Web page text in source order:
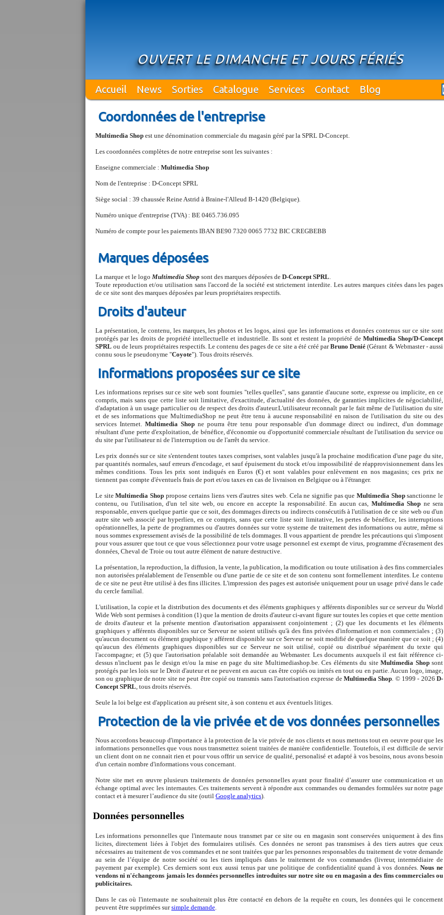
OUVERT LE DIMANCHE ET JOURS FÉRIÉS
Accueil News Sorties Catalogue Services Contact Blog
Coordonnées de l'entreprise
Multimedia Shop est une dénomination commerciale du magasin géré par la SPRL D-Concept.
Les coordonnées complètes de notre entreprise sont les suivantes :
Enseigne commerciale : Multimedia Shop
Nom de l'entreprise : D-Concept SPRL
Siège social : 39 chaussée Reine Astrid à Braine-l'Alleud B-1420 (Belgique).
Numéro unique d'entreprise (TVA) : BE 0465.736.095
Numéro de compte pour les paiements IBAN BE90 7320 0065 7732 BIC CREGBEBB
Marques déposées
La marque et le logo Multimedia Shop sont des marques déposées de D-Concept SPRL.
Toute reproduction et/ou utilisation sans l'accord de la société est strictement interdite. Les autres marques citées dans les pages
de ce site sont des marques déposées par leurs propriétaires respectifs.
Droits d'auteur
La présentation, le contenu, les marques, les photos et les logos, ainsi que les informations et données contenus sur ce site sont
protégés par les droits de propriété intellectuelle et industrielle. Ils sont et restent la propriété de Multimedia Shop/D-Concept
SPRL ou de leurs propriétaires respectifs. Le contenu des pages de ce site a été créé parBruno Denié (Gérant & Webmaster - aussi
connu sous le pseudonyme "Coyote"). Tous droits réservés.
Informations proposées sur ce site
Les informations reprises sur ce site web sont fournies "telles quelles", sans garantie d'aucune sorte, expresse ou implicite, en ce
compris, mais sans que cette liste soit limitative, d'exactitude, d'actualité des données, de garanties implicites de négociabilité,
d'adaptation à un usage particulier ou de respect des droits d'auteur.L'utilisateur reconnaît par le fait même de l'utilisation du site
et de ses informations que MultimediaShop ne peut être tenu à aucune responsabilité en raison de l'utilisation du site ou des
services Internet. Multimedia Shopne pourra être tenu pour responsable d'un dommage direct ou indirect, d'un dommage
résultant d'une perte d'exploitation, de bénéfice, d'économie ou d'opportunité commerciale résultant de l'utilisation du service ou
du site par l'utilisateur ni de l'interruption ou de l'arrêt du service.
Les prix donnés sur ce site s'entendent toutes taxes comprises, sont valables jusqu'à la prochaine modification d'une page du site,
par quantités normales, sauf erreurs d'encodage, et sauf épuisement du stock et/ou impossibilité de réapprovisionnement dans les
mêmes conditions. Tous les prix sont indiqués en Euros (€) et sont valables pour enlèvement en nos magasins; ces prix ne
tiennent pas compte d'éventuels frais de port et/ou taxes en cas de livraison en Belgique ou à l'étranger.
Le siteMultimedia Shop propose certains liens vers d'autres sites web. Cela ne signifie pas que Multimedia Shopsanctionne le
contenu, ou l'utilisation, d'un tel site web, ou encore en accepte la responsabilité. En aucun cas, Multimedia Shop ne sera
responsable, envers quelque partie que ce soit, des dommages directs ou indirects consécutifs à l'utilisation de ce site web ou d'un
autre site web associé par hyperlien, en ce compris, sans que cette liste soit limitative, les pertes de bénéfice, les interruptions
opérationnelles, la perte de programmes ou d'autres données sur votre systeme de traitement des informations ou autre, même si
nous sommes expressement avisés de la possibilité de tels dommages. Il vous appartient de prendre les précautions qui s'imposent
pour vous assurer que tout ce que vous sélectionnez pour votre usage personnel est exempt de virus, programme d'écrasement des
données, Cheval de Troie ou tout autre élément de nature destructive.
La présentation, la reproduction, la diffusion, la vente, la publication, la modification ou toute utilisation à des fins commerciales
non autorisées préalablement de l'ensemble ou d'une partie de ce site et de son contenu sont formellement interdites. Le contenu
de ce site ne peut être utilisé à des fins illicites. L'impression des pages est autorisée uniquement pour un usage privé dans le cade
du cercle familial.
L'utilisation, la copie et la distribution des documents et des éléments graphiques y afférents disponibles sur ce serveur du World
Wide Web sont permises à condition (1) que la mention de droits d'auteur ci-avant figure sur toutes les copies et que cette mention
de droits d'auteur et la présente mention d'autorisation apparaissent conjointement ; (2) que les documents et les éléments
graphiques y afférents disponibles sur ce Serveur ne soient utilisés qu'à des fins privées d'information et non commerciales ; (3)
qu'aucun document ou élément graphique y afférent disponible sur ce Serveur ne soit modifié de quelque manière que ce soit ; (4)
qu'aucun des éléments graphiques disponibles sur ce Serveur ne soit utilisé, copié ou distribué séparément du texte qui
l'accompagne; et (5) que l'autorisation préalable soit demandée au Webmaster. Les documents auxquels il est fait référence ci-
dessus n'incluent pas le design et/ou la mise en page du site Multimediashop.be. Ces éléments du siteMultimedia Shopsont
protégés par les lois sur le Droit d'auteur et ne peuvent en aucun cas être copiés ou imités en tout ou en partie. Aucun logo, image,
son ou graphique de notre site ne peut être copié ou transmis sans l'autorisation expresse deMultimedia Shop. © 1999 - 2026D-
Concept SPRL, tous droits réservés.
Seule la loi belge est d'application au présent site, à son contenu et aux éventuels litiges.
Protection de la vie privée et de vos données personnelles
Nous accordons beaucoup d'importance à la protection de la vie privée de nos clients et nous mettons tout en oeuvre pour que les
informations personnelles que vous nous transmettez soient traitées de manière confidentielle. Toutefois, il est difficile de servir
un client dont on ne connait rien et pour vous offrir un service de qualité, personalisé et adapté à vos besoins, nous avons besoin
d'un certain nombre d'informations vous concernant.
Notre site met en œuvre plusieurs traitements de données personnelles ayant pour finalité d’assurer une communication et un
échange optimal avec les internautes. Ces traitements servent à répondre aux commandes ou demandes formulées sur notre page
contact et à mesurer l’audience du site (outil Google analytics).
Données personnelles
Les informations personnelles que l'internaute nous transmet par ce site ou en magasin sont conservées uniquement à des fins
licites, directement liées à l'objet des formulaires utilisés. Ces données ne seront pas transmises à des tiers autres que ceux
nécessaires au traitement de vos commandes et ne sont traitées que par les personnes responsables du traitement de votre demande
au sein de l’équipe de notre société ou les tiers impliqués dans le traitement de vos commandes (livreur, intermédiaire de
payement par exemple). Ces derniers sont eux aussi tenus par une politique de confidentialité quand à vos données.Nous ne
vendons ni n'échangeons jamais les données personnelles introduites sur notre site ou en magasin a des fins commerciales ou
publicitaires.
Dans le cas où l'internaute ne souhaiterait plus être contacté en dehors de la requête en cours, les données qui le concernent
peuvent être supprimées sursimple demande.